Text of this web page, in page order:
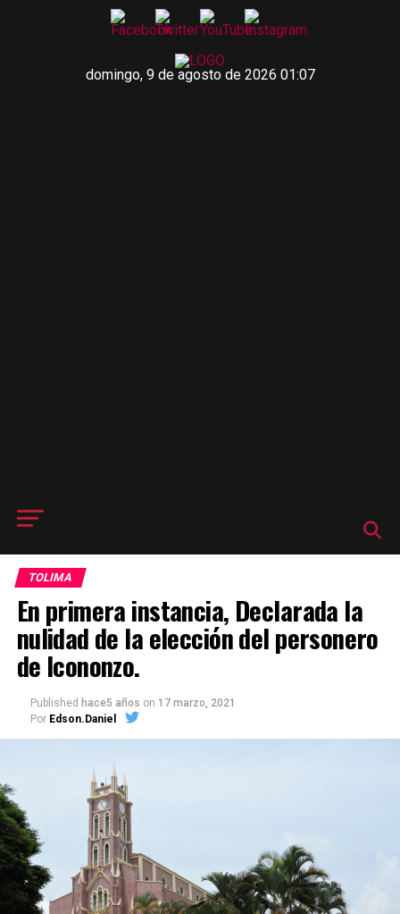
domingo, 9 de agosto de 2026 01:07
TOLIMA
En primera instancia, Declarada la
nulidad de la elección del personero
de Icononzo.
Published hace5 años on 17 marzo, 2021
Por Edson.Daniel